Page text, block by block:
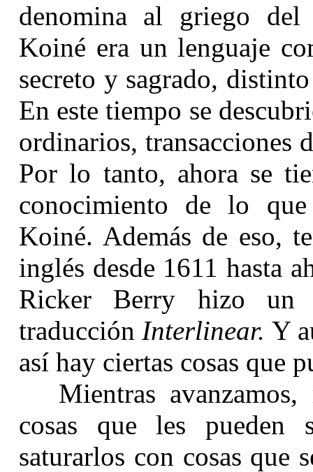
denomina al griego del
Koiné era un lenguaje
secreto y sagrado,
En este tiempo se
ordinarios, transacciones
Por lo tanto, ahora se
conocimiento de lo
Koiné. Además de eso,
inglés desde 1611 hasta
Ricker Berry hizo un
traducción Interlinear. Y
así hay ciertas cosas que
Mientras
cosas que les pueden
saturarlos con cosas que